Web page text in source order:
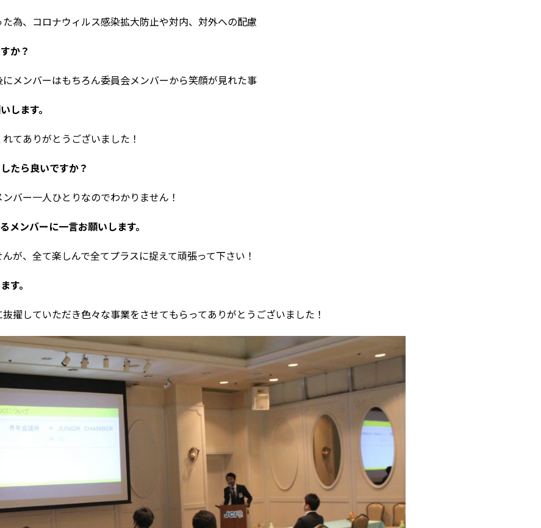
為、 コロナウィルス感染拡大防止や対内、対外への配慮
か？
メンバーはもちろん委員会メンバーから笑顔が見れた事
します。
てありがとうございました！
たら良いですか？
バー一人ひとりなのでわかりません ！
メンバーに一言お願いします。
が、 全て楽しんで全てプラスに捉えて頑張って下さい！
す。
擢していただき色々な事業をさせてもらってありがとうございました！